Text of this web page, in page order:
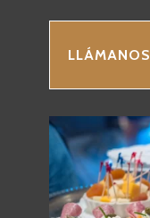
LLÁMANOS